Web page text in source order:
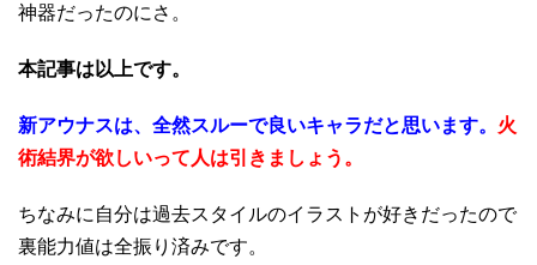
神器だったのにさ。
本記事は以上です。
新アウナスは、全然スルーで良いキャラだと思います。 火
術結界が欲しいって人は引きましょう。
ちなみに自分は過去スタイルのイラストが好きだったので
裏能力値は全振り済みです。